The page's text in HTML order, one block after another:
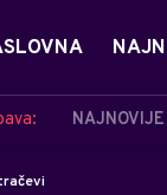
NAJNOVIJE